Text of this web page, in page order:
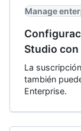
Manage
Studio
La
también
Enterprise.